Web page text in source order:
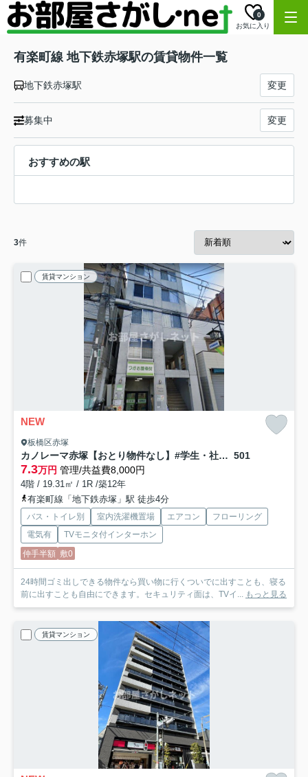
お気に入り
0
有楽町線 地下鉄赤塚駅の賃貸物件一覧
地下鉄赤塚駅 変更
募集中 変更
おすすめの駅
3件
賃貸マンション
NEW
板橋区赤塚
カノレーマ赤塚【おとり物件なし】#学生・社会人にオススメ！初期費用分割払いOK！ 501
7.3万円 管理/共益費8,000円
4階 / 19.31㎡ / 1R /築12年
有楽町線「地下鉄赤塚」駅 徒歩4分
バス・トイレ別 室内洗濯機置場 エアコン
フローリング
電気有
TVモニタ付インターホン
仲手半額 敷0
24時間ゴミ出しできる物件なら買い物に行くついでに出すことも、寝る
前に出すことも自由にできます。セキュリティ面は、TVイ... もっと見る
賃貸マンション